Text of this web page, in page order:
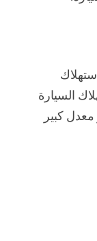
ارتفاع استهلاك
السيارة
لكل 11 كم وهو معدل كبير